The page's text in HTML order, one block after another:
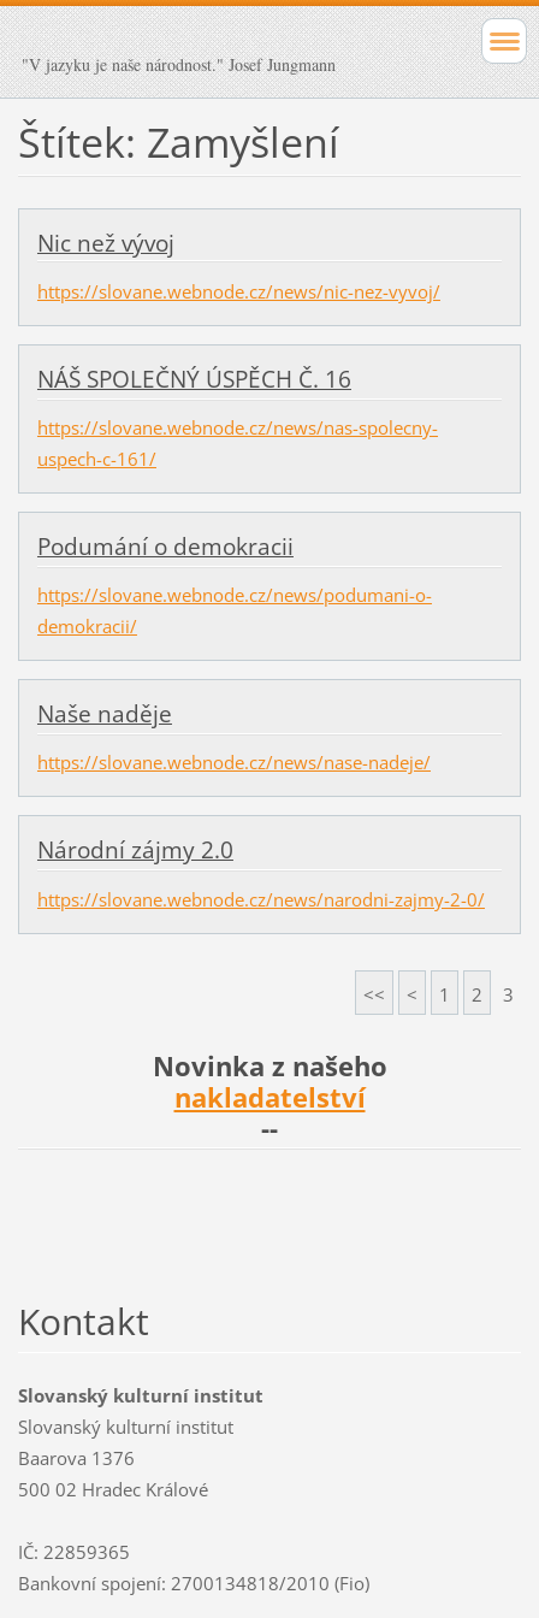
"V jazyku je naše národnost." Josef Jungmann
Štítek: Zamyšlení
Nic než vývoj
https://slovane.webnode.cz/news/nic-nez-vyvoj/
NÁŠ SPOLEČNÝ ÚSPĚCH Č. 16
https://slovane.webnode.cz/news/nas-spolecny-
uspech-c-161/
Podumání o demokracii
https://slovane.webnode.cz/news/podumani-o-
demokracii/
Naše naděje
https://slovane.webnode.cz/news/nase-nadeje/
Národní zájmy 2.0
https://slovane.webnode.cz/news/narodni-zajmy-2-0/
<< < 1 2 3
Novinka z našeho
nakladatelství
--
Kontakt
Slovanský kulturní institut
Slovanský kulturní institut
Baarova 1376
500 02 Hradec Králové
IČ: 22859365
Bankovní spojení: 2700134818/2010 (Fio)